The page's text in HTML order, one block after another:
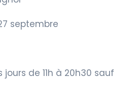
septembre
jours de 11h à 20h30 sauf